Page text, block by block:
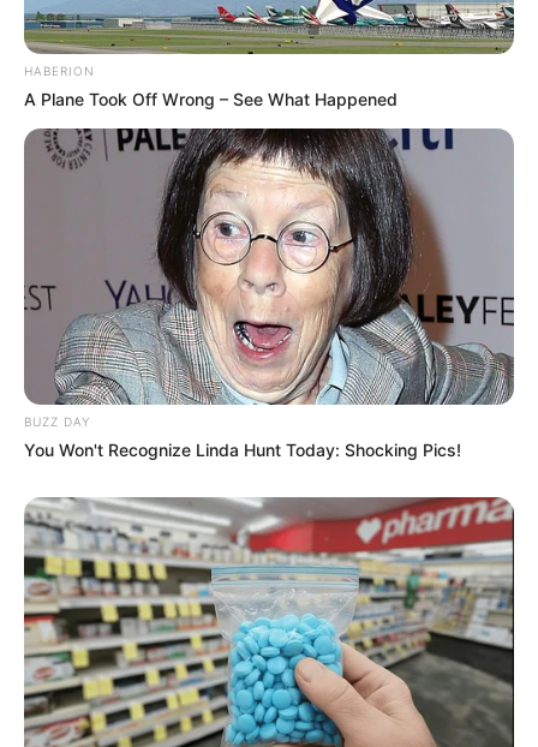
HABERION
A Plane Took Off Wrong – See What Happened
BUZZ DAY
You Won't Recognize Linda Hunt Today: Shocking Pics!